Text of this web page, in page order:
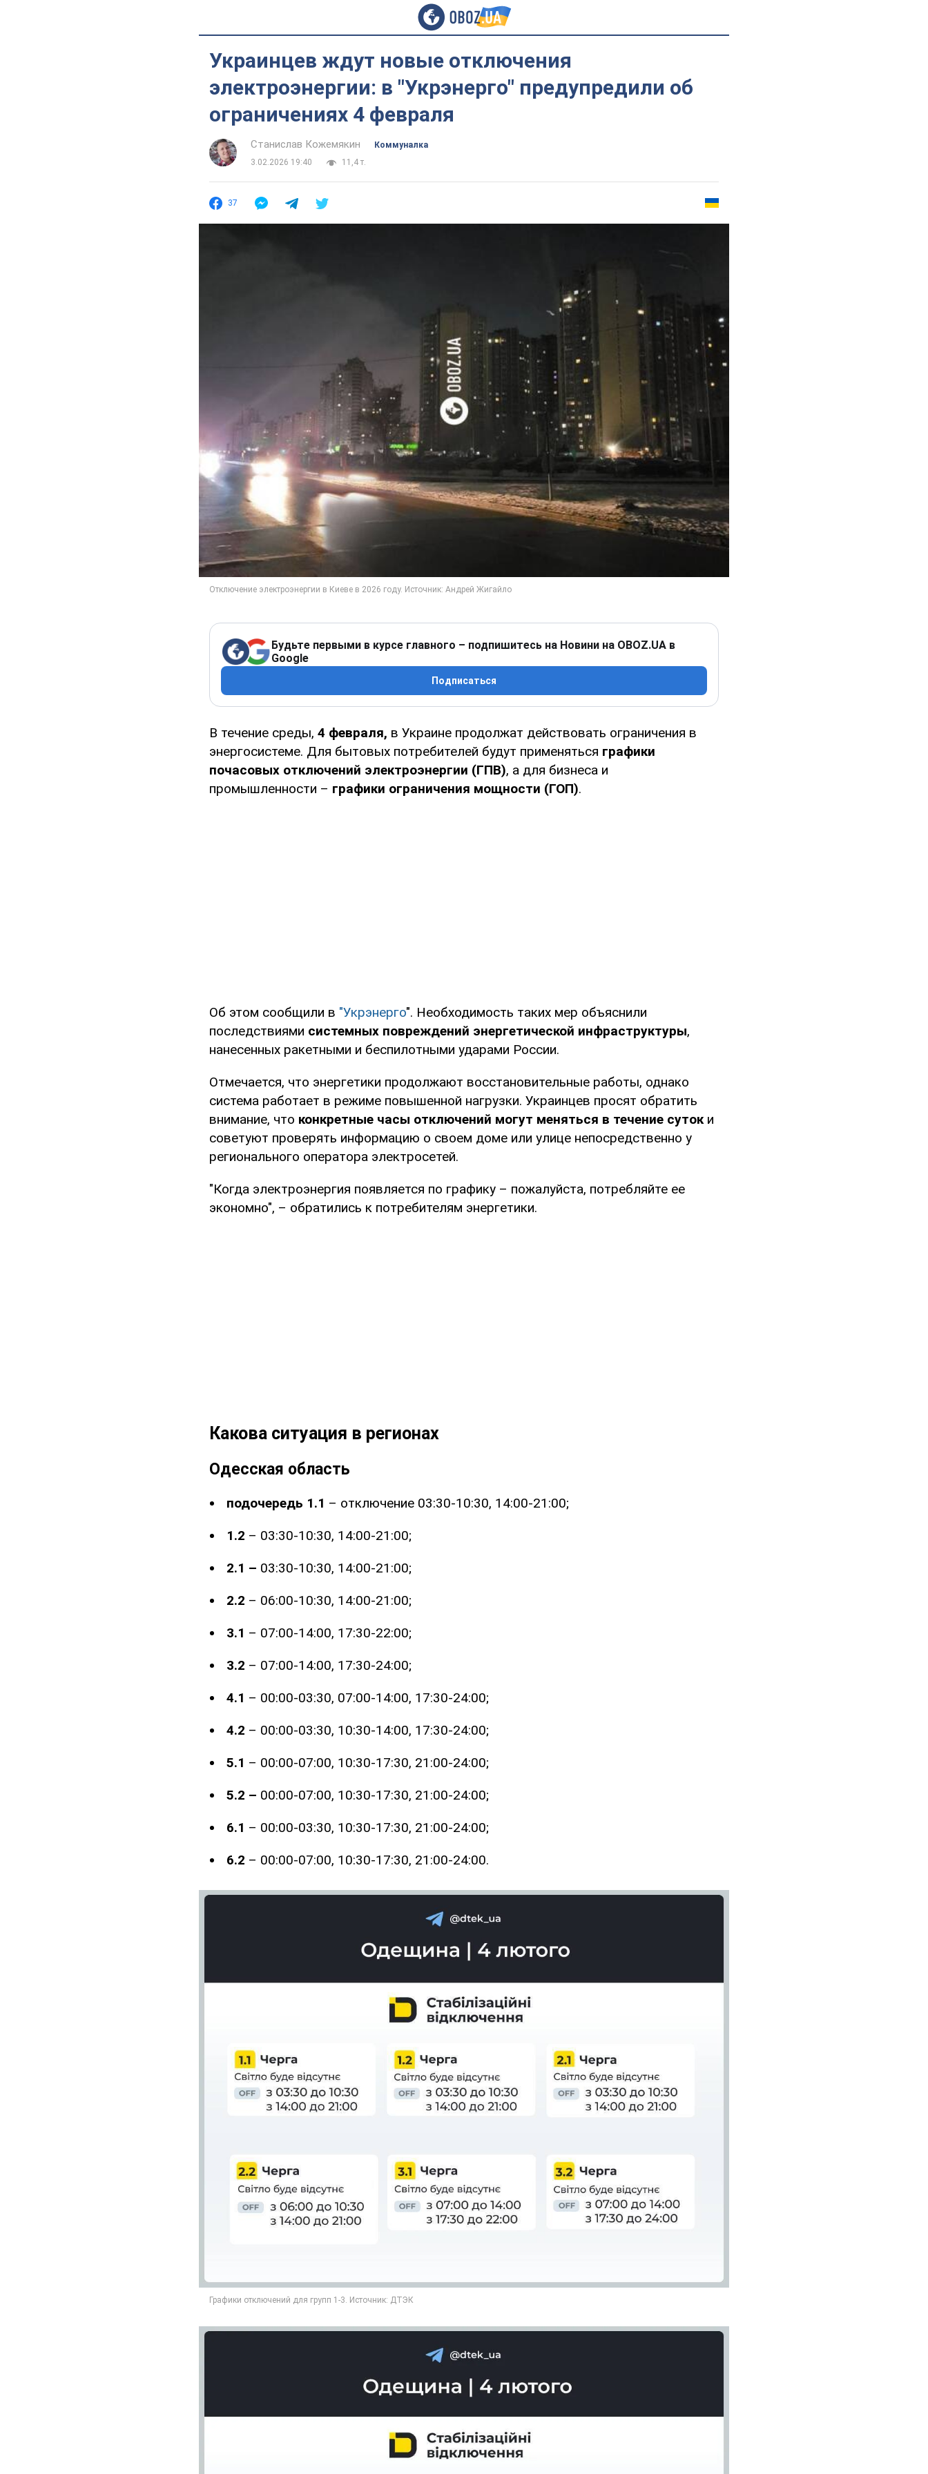
Украинцев ждут новые отключения
электроэнергии: в "Укрэнерго" предупредили об
ограничениях 4 февраля
Станислав Кожемякин
Коммуналка
3.02.2026 19:40
11,4 т.
37
Будьте первыми в курсе главного – подпишитесь на Новини на OBOZ.UA в
Google
Подписаться
В течение среды, 4 февраля, в Украине продолжат действовать ограничения в
энергосистеме. Для бытовых потребителей будут применяться графики
почасовых отключений электроэнергии (ГПВ), а для бизнеса и
промышленности – графики ограничения мощности (ГОП).
Об этом сообщили в "Укрэнерго". Необходимость таких мер объяснили
последствиями системных повреждений энергетической инфраструктуры,
нанесенных ракетными и беспилотными ударами России.
Отмечается, что энергетики продолжают восстановительные работы, однако
система работает в режиме повышенной нагрузки. Украинцев просят обратить
внимание, что конкретные часы отключений могут меняться в течение сутоки
советуют проверять информацию о своем доме или улице непосредственно у
регионального оператора электросетей.
"Когда электроэнергия появляется по графику – пожалуйста, потребляйте ее
экономно", – обратились к потребителям энергетики.
Какова ситуация в регионах
Одесская область
подочередь 1.1 – отключение 03:30-10:30, 14:00-21:00;
1.2 – 03:30-10:30, 14:00-21:00;
2.1 – 03:30-10:30, 14:00-21:00;
2.2 – 06:00-10:30, 14:00-21:00;
3.1 – 07:00-14:00, 17:30-22:00;
3.2 – 07:00-14:00, 17:30-24:00;
4.1 – 00:00-03:30, 07:00-14:00, 17:30-24:00;
4.2 – 00:00-03:30, 10:30-14:00, 17:30-24:00;
5.1 – 00:00-07:00, 10:30-17:30, 21:00-24:00;
5.2 – 00:00-07:00, 10:30-17:30, 21:00-24:00;
6.1 – 00:00-03:30, 10:30-17:30, 21:00-24:00;
6.2 – 00:00-07:00, 10:30-17:30, 21:00-24:00.